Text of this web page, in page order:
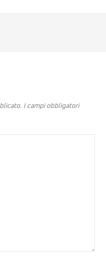
I campi obbligatori